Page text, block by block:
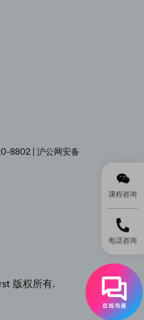
8802 | 沪公网安备
版权所有.
课程咨询
电话咨询